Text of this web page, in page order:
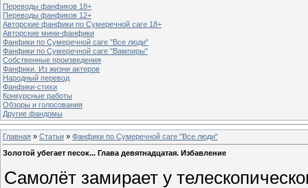
Переводы фанфиков 18+
Переводы фанфиков 12+
Авторские фанфики по Сумеречной саге 18+
Авторские мини-фанфики
Фанфики по Сумеречной саге "Все люди"
Фанфики по Сумеречной саге "Вампиры"
Собственные произведения
Фанфики. Из жизни актеров
Народный перевод
Фанфики-стихи
Конкурсные работы
Обзоры и голосования
Другие фандомы
Главная » Статьи » Фанфики по Сумеречной саге "Все люди"
Золотой убегает песок... Глава девятнадцатая. Избавление
Самолёт замирает у